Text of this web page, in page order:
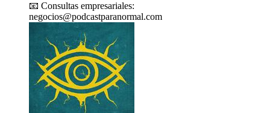
📧 Consultas empresariales:
negocios@podcastparanormal.com